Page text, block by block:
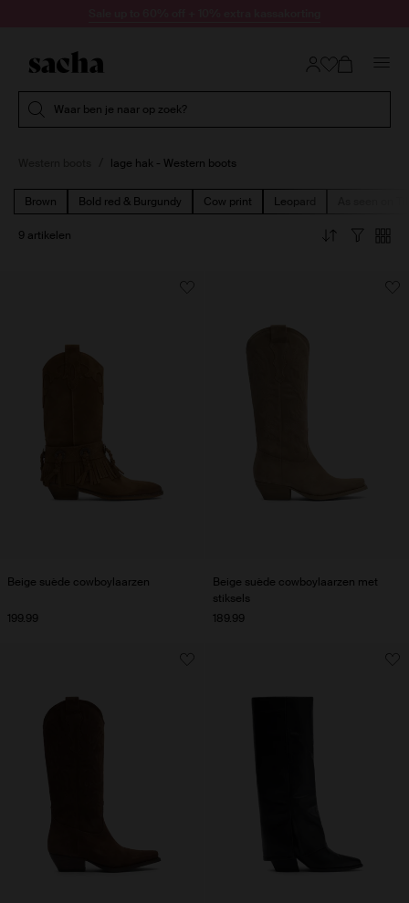
Waar ben je naar op zoek?
lage hak - Western boots
Brown Bold red & Burgundy Cow print Leopard
9 artikelen
Beige suède cowboylaarzen
199.99
Beige suède cowboylaarzen met
stiksels
189.99